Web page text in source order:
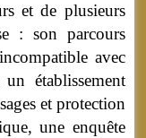
et de plusieurs
: son parcours
avec
établissement
et protection
une enquête